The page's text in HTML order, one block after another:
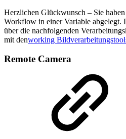
Herzlichen Glückwunsch – Sie
Workflow in einer Variable abgelegt.
über die nachfolgenden
mit denworking
Remote Camera